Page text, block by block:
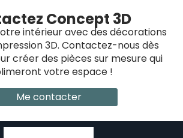
Concept 3D
intérieur avec des décorations
3D. Contactez-nous dès
créer des pièces sur mesure qui
votre espace !
Me contacter